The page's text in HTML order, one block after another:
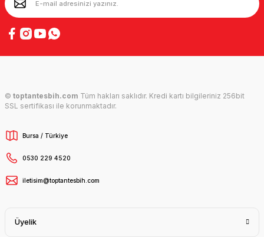
© toptantesbih.com Tüm hakları saklıdır. Kredi kartı bilgileriniz 256bit
SSL sertifikası ile korunmaktadır.
Bursa / Türkiye
0530 229 4520
iletisim@toptantesbih.com
Üyelik